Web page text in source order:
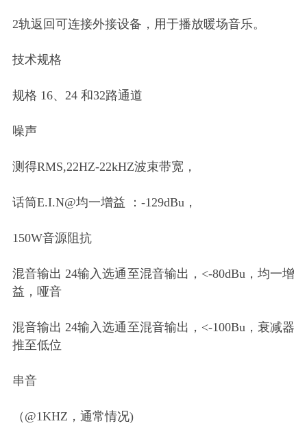
2轨返回可连接外接设备，用于播放暖场音乐。
技术规格
规格 16、24 和32路通道
噪声
测得RMS,22HZ-22kHZ波束带宽，
话筒E.I.N@均一增益 ：-129dBu，
150W音源阻抗
混音输出 24输入选通至混音输出，<-80dBu，均一增
益，哑音
混音输出 24输入选通至混音输出，<-100Bu，衰减器
推至低位
串音
（@1KHZ，通常情况)